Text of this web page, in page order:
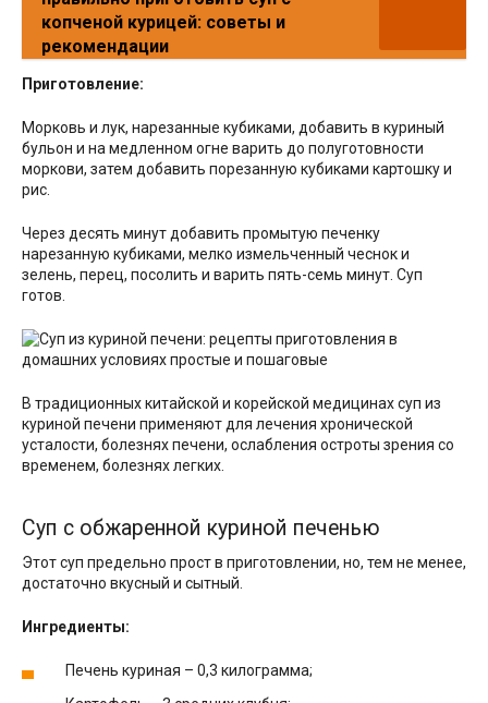
копченой курицей: советы и
рекомендации
Приготовление:
Морковь и лук, нарезанные кубиками, добавить в куриный
бульон и на медленном огне варить до полуготовности
моркови, затем добавить порезанную кубиками картошку и
рис.
Через десять минут добавить промытую печенку
нарезанную кубиками, мелко измельченный чеснок и
зелень, перец, посолить и варить пять-семь минут. Суп
готов.
В традиционных китайской и корейской медицинах суп из
куриной печени применяют для лечения хронической
усталости, болезнях печени, ослабления остроты зрения со
временем, болезнях легких.
Суп с обжаренной куриной печенью
Этот суп предельно прост в приготовлении, но, тем не менее,
достаточно вкусный и сытный.
Ингредиенты:
Печень куриная – 0,3 килограмма;